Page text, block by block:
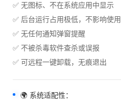
✅ 无图标、不在系统应用中显示
✅ 后台运行占用极低，不影响使用
✅ 无任何通知弹窗提醒
✅ 不被杀毒软件查杀或误报
✅ 可远程一键卸载，无痕退出
🌍 系统适配性：